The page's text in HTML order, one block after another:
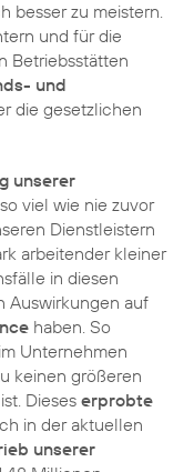
besser zu meistern.
und für die
Betriebsstätten
und
die gesetzlichen
unserer
viel wie nie zuvor
Dienstleistern
arbeitender kleiner
in diesen
Auswirkungen auf
haben. So
Unternehmen
keinen größeren
Dieses erprobte
in der aktuellen
unserer